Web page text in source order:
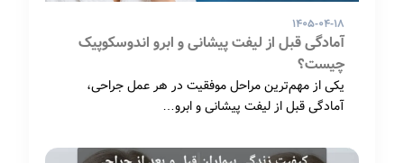
۱۴۰۵-۰۴-۱۸
آمادگی قبل از لیفت پیشانی و ابرو اندوسکوپیک
چیست؟
یکی از مهم‌ترین مراحل موفقیت در هر عمل جراحی،
آمادگی قبل از لیفت پیشانی و ابرو…